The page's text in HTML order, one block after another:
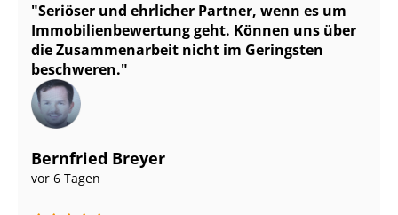
Seriöser und ehrlicher Partner, wenn es um
Im­mo­bi­li­en­be­wer­tung geht. Können uns über
die Zusammenarbeit nicht im Geringsten
beschweren.
Bernfried Breyer
vor 6 Tagen